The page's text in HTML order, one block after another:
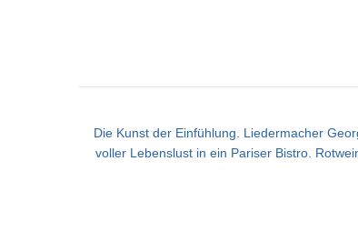
Die Kunst der Einfühlung. Liedermacher
voller Lebenslust in ein Pariser Bistro.